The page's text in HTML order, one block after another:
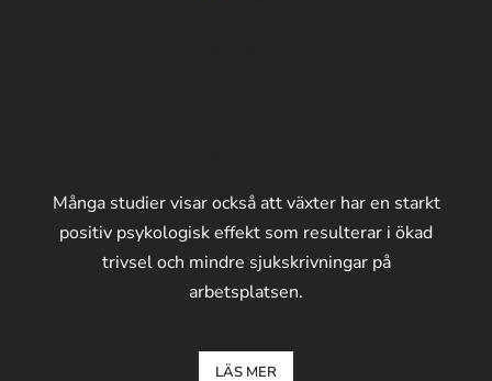
Många studier visar också att växter har en starkt
positiv psykologisk effekt som resulterar i ökad
trivsel och mindre sjukskrivningar på
arbetsplatsen.
LÄS MER